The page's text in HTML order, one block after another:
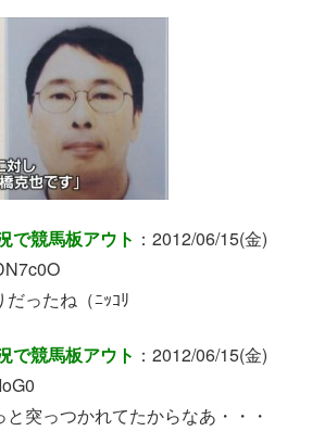
で競馬板アウト ：2012/06/15(金)
ったね（ﾆｯｺﾘ
で競馬板アウト ：2012/06/15(金)
と突っつかれてたからなあ・・・